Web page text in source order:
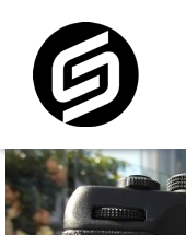
content
門市據點
iMCheck APP